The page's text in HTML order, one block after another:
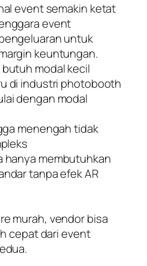
event semakin ketat
event
untuk
keuntungan.
modal kecil
di industri photobooth
dengan modal
menengah tidak
hanya membutuhkan
tanpa efek AR
murah, vendor bisa
cepat dari event